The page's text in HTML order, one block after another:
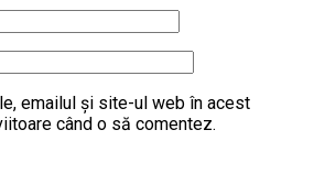
emailul și site-ul web în acest
când o să comentez.